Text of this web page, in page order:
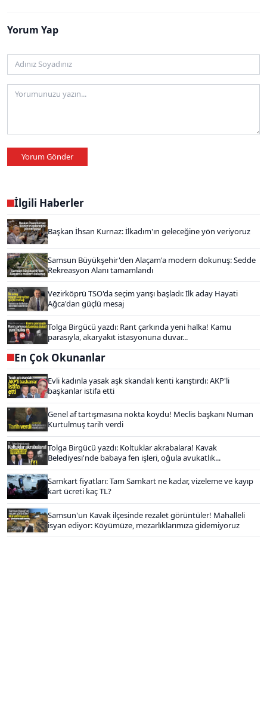
Yorum Yap
Yorum Gönder
İlgili Haberler
Başkan İhsan Kurnaz: İlkadım'ın geleceğine yön veriyoruz
Samsun Büyükşehir'den Alaçam'a modern dokunuş: Sedde
Rekreasyon Alanı tamamlandı
Vezirköprü TSO'da seçim yarışı başladı: İlk aday Hayati
Ağca'dan güçlü mesaj
Tolga Birgücü yazdı: Rant çarkında yeni halka! Kamu
parasıyla, akaryakıt istasyonuna duvar...
En Çok Okunanlar
Evli kadınla yasak aşk skandalı kenti karıştırdı: AKP'li
başkanlar istifa etti
Genel af tartışmasına nokta koydu! Meclis başkanı Numan
Kurtulmuş tarih verdi
Tolga Birgücü yazdı: Koltuklar akrabalara! Kavak
Belediyesi'nde babaya fen işleri, oğula avukatlık...
Samkart fiyatları: Tam Samkart ne kadar, vizeleme ve kayıp
kart ücreti kaç TL?
Samsun'un Kavak ilçesinde rezalet görüntüler! Mahalleli
isyan ediyor: Köyümüze, mezarlıklarımıza gidemiyoruz